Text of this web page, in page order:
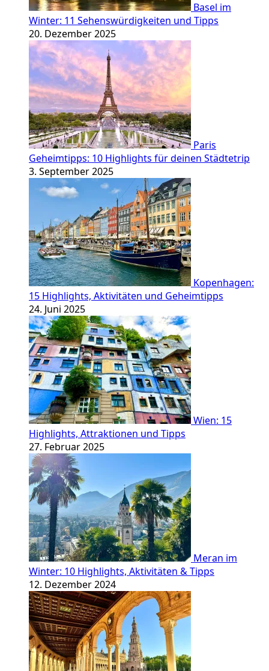
Basel im
Winter: 11 Sehenswürdigkeiten und Tipps
20. Dezember 2025
Paris
Geheimtipps: 10 Highlights für deinen Städtetrip
3. September 2025
Kopenhagen:
15 Highlights, Aktivitäten und Geheimtipps
24. Juni 2025
Wien: 15
Highlights, Attraktionen und Tipps
27. Februar 2025
Meran im
Winter: 10 Highlights, Aktivitäten & Tipps
12. Dezember 2024